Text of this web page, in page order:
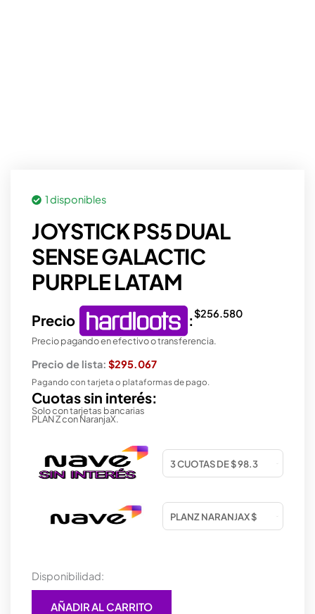
1 disponibles
JOYSTICK PS5 DUAL
SENSE GALACTIC
PURPLE LATAM
Precio :$256.580
Precio pagando en efectivo o transferencia.
Precio de lista: $295.067
Pagando con tarjeta o plataformas de pago.
Cuotas sin interés:
Solo con tarjetas bancarias
PLAN Z con NaranjaX.
Disponibilidad:
JOYSTICK
PS5
DUALAÑADIR AL CARRITO